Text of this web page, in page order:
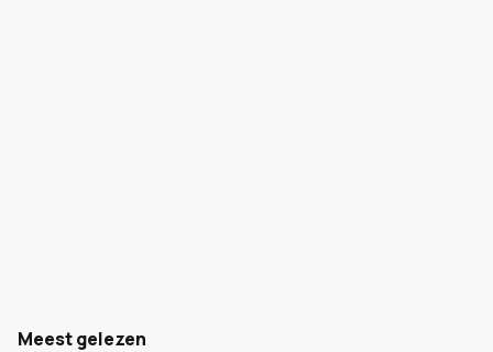
Meest gelezen